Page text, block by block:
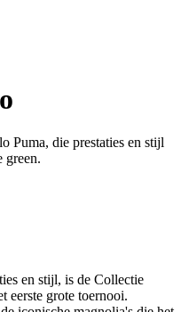
Puma, die prestaties en stijl
green.
en stijl, is de Collectie
eerste grote toernooi.